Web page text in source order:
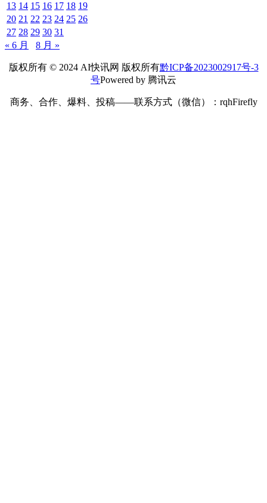
13 14 15 16 17 18 19
20 21 22 23 24 25 26
27 28 29 30 31
« 6 月
8 月 »
版权所有 © 2024 AI快讯网 版权所有黔ICP备2023002917号-3
号Powered by 腾讯云
商务、合作、爆料、投稿——联系方式（微信）：rqhFirefly